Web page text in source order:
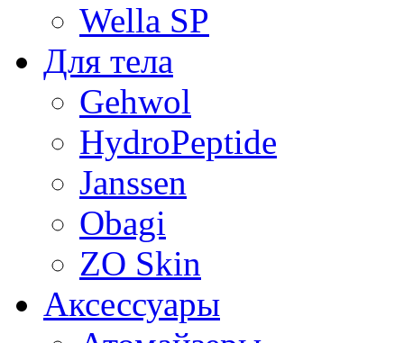
Wella SP
Для тела
Gehwol
HydroPeptide
Janssen
Obagi
ZO Skin
Aксессуары